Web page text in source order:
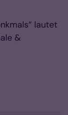
lautet
&